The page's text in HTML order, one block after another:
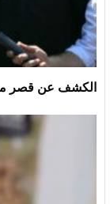
الكشف عن قصر